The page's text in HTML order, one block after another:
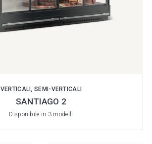
VERTICALI, SEMI-VERTICALI
SANTIAGO 2
Disponibile in 3 modelli